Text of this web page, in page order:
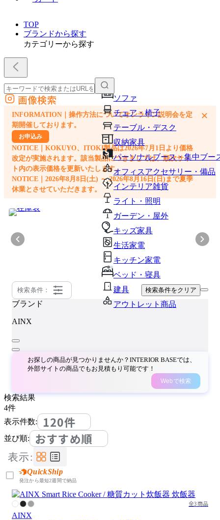
TOP
ブランドから探す
カテゴリーから探す
ソファ
チェア・椅子
テーブル・デスク
収納家具
パーソナルブース・集中ブー
オフィスアクセサリー・備品
インテリア雑貨
ライト・照明
ガーデン・屋外
キッズ家具
生活家電
キッチン家電
ベッド・寝具
建具
アウトレット商品
外部サイトの商品をカートに追加
他のサイトで見つけた商品ページのURLを貼り付けて、カートに追加できます
画像検索
INFORMATION｜操作方法についてオンライン説明会を定
期開催しております。
お申込み
NOTICE｜KOKUYO、ITOKI製品は2026年7月1日より価格
改定が実施されます。該当製品につきましては、順次サイ
ト内の表示価格を更新いたします。
NOTICE｜2026年8月8日(土) ～ 2026年8月16日(日)まで夏季
休業とさせていただきます。
×
検索条件： 検索条件をクリア
ブランド
AINX
お探しの商品が見つかりませんか？INTERIOR BASEでは、
外部サイトの商品でもお見積もり可能です！
Webで検索
検索結果
4件
表示件数:
120件
並び順: おすすめ順
表示:
QuickShip
発注から最短2週間で納品
全3商品
AINX